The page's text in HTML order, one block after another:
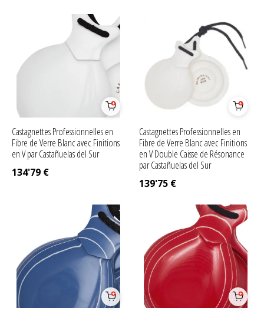
Castagnettes Professionnelles en
Fibre de Verre Blanc avec Finitions
en V par Castañuelas del Sur
134'79 €
Castagnettes Professionnelles en
Fibre de Verre Blanc avec Finitions
en V Double Caisse de Résonance
par Castañuelas del Sur
139'75 €